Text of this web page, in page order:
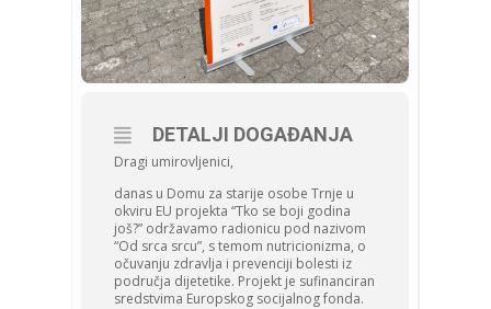
DETALJI DOGAĐANJA
Dragi umirovljenici,
danas u Domu za starije osobe Trnje u
okviru EU projekta “Tko se boji godina
još?” održavamo radionicu pod nazivom
“Od srca srcu”, s temom nutricionizma, o
očuvanju zdravlja i prevenciji bolesti iz
područja dijetetike. Projekt je sufinanciran
sredstvima Europskog socijalnog fonda.